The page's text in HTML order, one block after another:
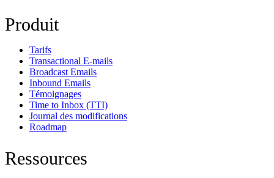
Produit
Tarifs
Transactional E-mails
Broadcast Emails
Inbound Emails
Témoignages
Time to Inbox (TTI)
Journal des modifications
Roadmap
Ressources